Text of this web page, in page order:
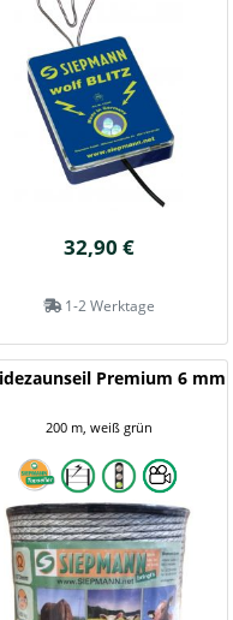
32,90 €
1-2 Werktage
Premium 6 mm
200 m, weiß grün